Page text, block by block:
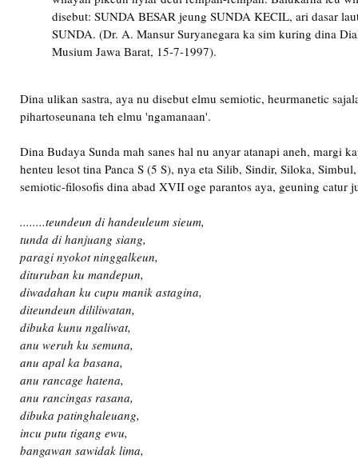
disebut: SUNDA BESAR jeung SUNDA KECIL, ari dasar
SUNDA. (Dr. A. Mansur Suryanegara ka sim kuring dina
Musium Jawa Barat, 15-7-1997).
Dina ulikan sastra, aya nu disebut elmu semiotic, heurmanetic
pihartoseunana teh elmu 'ngamanaan'.
Dina Budaya Sunda mah sanes hal nu anyar atanapi aneh, margi
henteu lesot tina Panca S (5 S), nya eta Silib, Sindir, Siloka,
semiotic-filosofis dina abad XVII oge parantos aya, geuning catur
........teundeun di handeuleum sieum,
tunda di hanjuang siang,
paragi nyokot ninggalkeun,
dituruban ku mandepun,
diwadahan ku cupu manik astagina,
diteundeun dililiwatan,
dibuka kunu ngaliwat,
anu weruh ku semuna,
anu apal ka basana,
anu rancage hatena,
anu rancingas rasana,
dibuka patinghaleuang,
incu putu tigang ewu,
bangawan sawidak lima,